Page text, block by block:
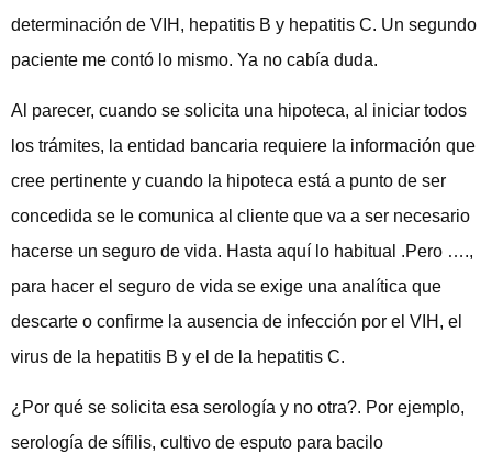
determinación de VIH, hepatitis B y hepatitis C. Un segundo
paciente me contó lo mismo. Ya no cabía duda.
Al parecer, cuando se solicita una hipoteca, al iniciar todos
los trámites, la entidad bancaria requiere la información que
cree pertinente y cuando la hipoteca está a punto de ser
concedida se le comunica al cliente que va a ser necesario
hacerse un seguro de vida. Hasta aquí lo habitual .Pero ….,
para hacer el seguro de vida se exige una analítica que
descarte o confirme la ausencia de infección por el VIH, el
virus de la hepatitis B y el de la hepatitis C.
¿Por qué se solicita esa serología y no otra?. Por ejemplo,
serología de sífilis, cultivo de esputo para bacilo